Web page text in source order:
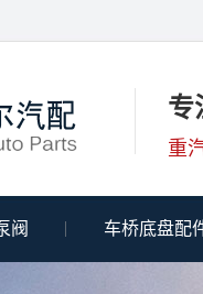
专
重
阀 车桥底盘配